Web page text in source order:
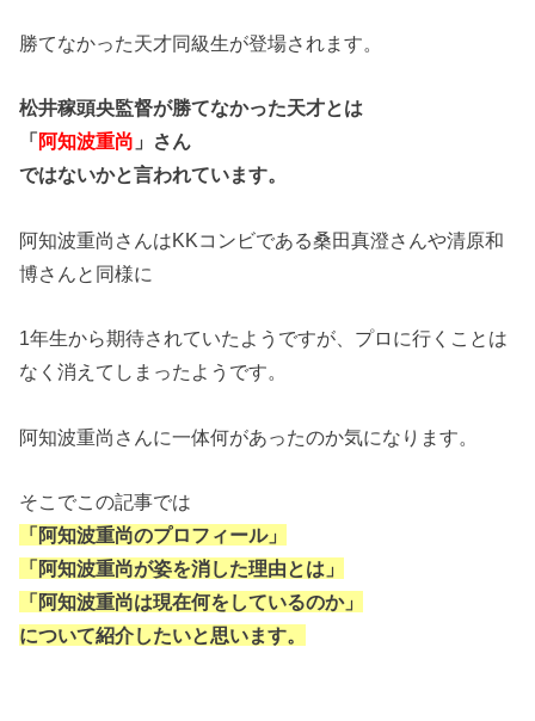
勝てなかった天才同級生が登場されます。
松井稼頭央監督が勝てなかった天才とは
「 阿知波重尚 」さん
ではないかと言われています。
阿知波重尚さんはKKコンビである桑田真澄さんや清原和
博さんと同様に
1年生から期待されていたようですが、プロに行くことは
なく消えてしまったようです。
阿知波重尚さんに一体何があったのか気になります。
そこでこの記事では
「阿知波重尚のプロフィール」
「阿知波重尚が姿を消した理由とは」
「阿知波重尚は現在何をしているのか」
について紹介したいと思います。